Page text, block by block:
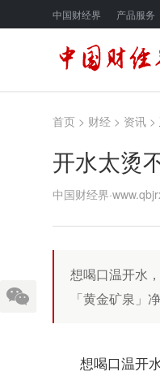
中国财经界 产品服务
首页 > 财经 > 资讯 >
开水太烫
中国财经界
想喝口温开水
「黄金矿泉」
想喝口温开